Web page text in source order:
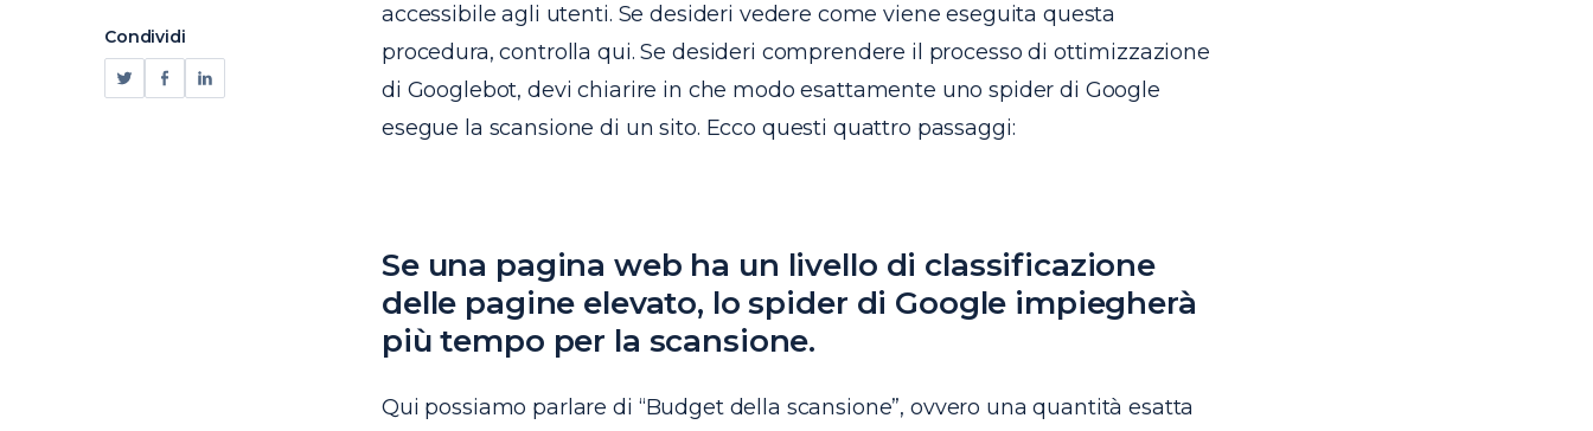
accessibile agli utenti. Se desideri vedere come viene eseguita questa
procedura, controlla qui. Se desideri comprendere il processo di ottimizzazione
di Googlebot, devi chiarire in che modo esattamente uno spider di Google
esegue la scansione di un sito. Ecco questi quattro passaggi:
Se una pagina web ha un livello di classificazione
delle pagine elevato, lo spider di Google impiegherà
più tempo per la scansione.
Qui possiamo parlare di “Budget della scansione”, ovvero una quantità esatta
Condividi